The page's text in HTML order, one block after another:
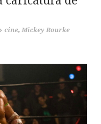
cine, Mickey Rourke